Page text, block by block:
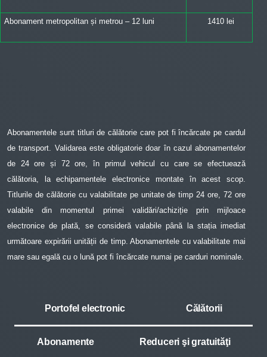
Abonament metropolitan și metrou – 12 luni 1410 lei
Abonamentele sunt titluri de călătorie care pot fi încărcate pe cardul
de transport. Validarea este obligatorie doar în cazul abonamentelor
de 24 ore și 72 ore, în primul vehicul cu care se efectuează
călătoria, la echipamentele electronice montate în acest scop.
Titlurile de călătorie cu valabilitate pe unitate de timp 24 ore, 72 ore
valabile din momentul primei validări/achiziție prin mijloace
electronice de plată, se consideră valabile până la stația imediat
următoare expirării unității de timp. Abonamentele cu valabilitate mai
mare sau egală cu o lună pot fi încărcate numai pe carduri nominale.
Portofel electronic Călătorii
Abonamente Reduceri şi gratuităţi